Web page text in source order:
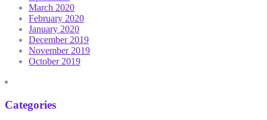
March 2020
February 2020
January 2020
December 2019
November 2019
October 2019
Categories